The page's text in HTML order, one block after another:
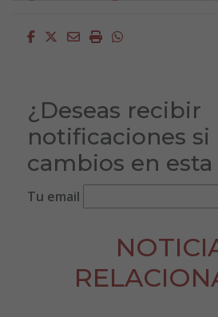
Facebook
Twitter
EmailImprimirWhatsapp
¿Deseas recibir
notificaciones si
cambios en
Tu email